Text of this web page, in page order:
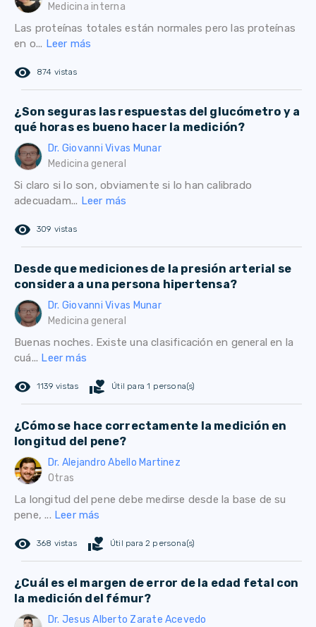
Medicina interna
Las proteínas totales están normales pero las proteínas
en o... Leer más
remove_red_eye 874 vistas
¿Son seguras las respuestas del glucómetro y a
qué horas es bueno hacer la medición?
Dr. Giovanni Vivas Munar
Medicina general
Si claro si lo son, obviamente si lo han calibrado
adecuadam... Leer más
remove_red_eye 309 vistas
Desde que mediciones de la presión arterial se
considera a una persona hipertensa?
Dr. Giovanni Vivas Munar
Medicina general
Buenas noches. Existe una clasificación en general en la
cuá... Leer más
remove_red_eye 1139 vistas volunteer_activism Útil para 1 persona(s)
¿Cómo se hace correctamente la medición en
longitud del pene?
Dr. Alejandro Abello Martinez
Otras
La longitud del pene debe medirse desde la base de su
pene, ... Leer más
remove_red_eye 368 vistas volunteer_activism Útil para 2 persona(s)
¿Cuál es el margen de error de la edad fetal con
la medición del fémur?
Dr. Jesus Alberto Zarate Acevedo